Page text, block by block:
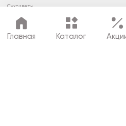
Главная Каталог
Сухоцветы
© 2026 ООО